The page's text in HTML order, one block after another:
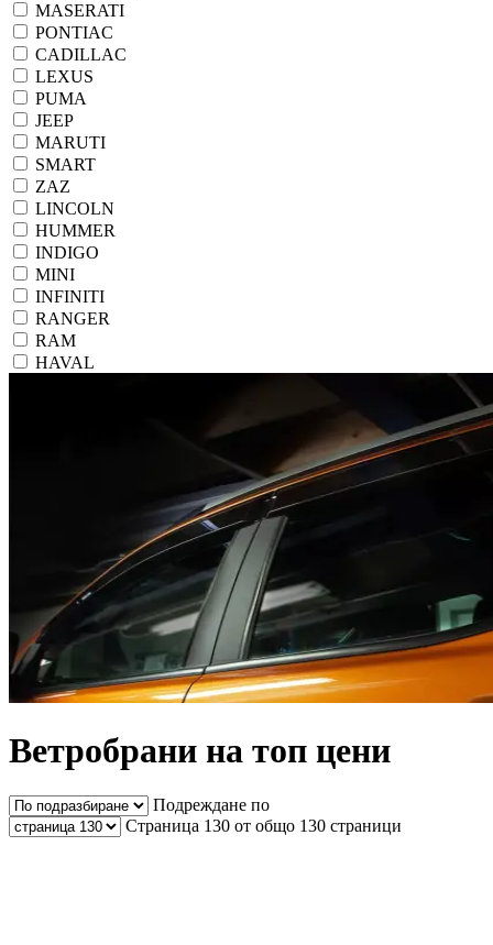
MASERATI
PONTIAC
CADILLAC
LEXUS
PUMA
JEEP
MARUTI
SMART
ZAZ
LINCOLN
HUMMER
INDIGO
MINI
INFINITI
RANGER
RAM
HAVAL
Ветробрани на топ цени
Подреждане по
Страница 130 от общо 130 страници